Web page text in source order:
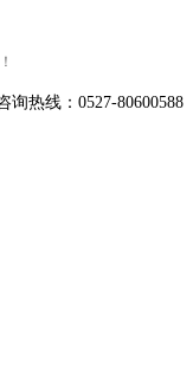
询热线：0527-80600588